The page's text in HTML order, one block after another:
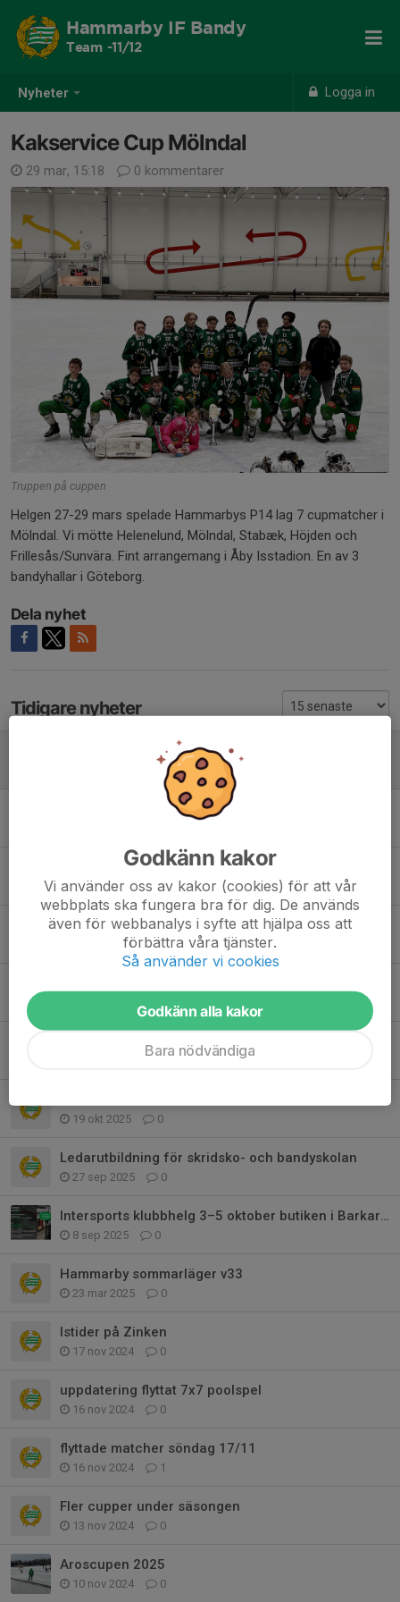
Nyheter Logga in
Hammarby IF Bandy
Team -11/12
Kakservice Cup Mölndal
29 mar, 15:18 0 kommentarer
Truppen på cuppen
Helgen 27-29 mars spelade Hammarbys P14 lag 7 cupmatcher i
Mölndal. Vi mötte Helenelund, Mölndal, Stabæk, Höjden och
Frillesås/Sunvära. Fint arrangemang i Åby Isstadion. En av 3
bandyhallar i Göteborg.
Dela nyhet
Tidigare nyheter
Kakservice Cup Mölndal
0
Sista seriematchen
8 mar, 18:40 0
Premiär på Zinken
21 nov 2025 0
2
Lagkassa och Aros Cup 2025
19 okt 2025 0
Ledarutbildning för skridsko- och bandyskolan
27 sep 2025 0
Intersports klubbhelg 3–5 oktober butiken i Barkarby!
8 sep 2025 0
Hammarby sommarläger v33
23 mar 2025 0
Istider på Zinken
17 nov 2024 0
uppdatering flyttat 7x7 poolspel
16 nov 2024 0
flyttade matcher söndag 17/11
16 nov 2024 1
Fler cupper under säsongen
13 nov 2024 0
Aroscupen 2025
10 nov 2024 0
Godkänn kakor
Vi använder oss av kakor (cookies) för att vår
webbplats ska fungera bra för dig. De används
även för webbanalys i syfte att hjälpa oss att
förbättra våra tjänster.
Så använder vi cookies
Godkänn alla kakor
Bara nödvändiga